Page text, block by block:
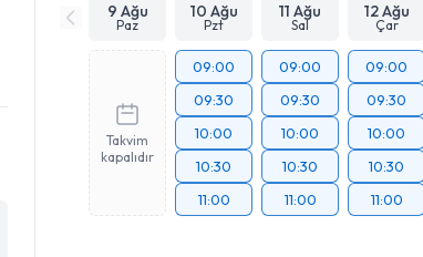
9 Ağu
Paz
10 Ağu
Pzt
11 Ağu
Sal
12 Ağu
Çar
Takvim
kapalıdır
09:00
09:30
10:00
10:30
11:00
09:00
09:30
10:00
10:30
11:00
09:00
09:30
10:00
10:30
11:00